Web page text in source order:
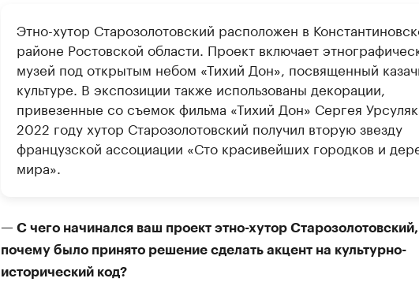
Этно-хутор Старозолотовский расположен в
районе Ростовской области. Проект включает
музей под открытым небом «Тихий Дон», посвященный
культуре. В экспозиции также использованы декорации,
привезенные со съемок фильма «Тихий Дон» Сергея
2022 году хутор Старозолотовский получил вторую звезду
французской ассоциации «Сто красивейших городков и
мира».
— С чего начинался ваш проект этно-хутор
почему было принято решение сделать акцент на культурно-
исторический код?